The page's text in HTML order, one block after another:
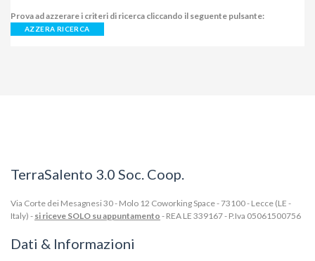
Prova ad azzerare i criteri di ricerca cliccando il seguente pulsante:
AZZERA RICERCA
TerraSalento 3.0 Soc. Coop.
Via Corte dei Mesagnesi 30 - Molo 12 Coworking Space - 73100 - Lecce (LE -
Italy) - si riceve SOLO su appuntamento - REA LE 339167 - P.Iva 05061500756
Dati & Informazioni